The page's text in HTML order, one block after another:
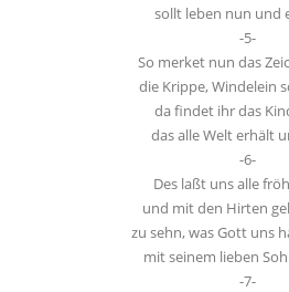
sollt leben nun und
-5-
So merket nun das
die Krippe, Windelein
da findet ihr das
das alle Welt erhält
-6-
Des laßt uns alle
und mit den Hirten
zu sehn, was Gott uns
mit seinem lieben
-7-